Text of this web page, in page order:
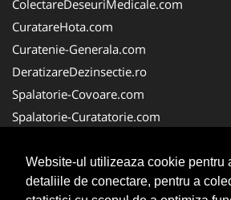
Website-ul utilizeaza cookie pentru
detaliile de conectare, pentru a
ColectareDeseuriMedicale.com
CuratareHota.com
Curatenie-Generala.com
DeratizareDezinsectie.ro
Spalatorie-Covoare.com
Spalatorie-Curatatorie.com
FirmaDeratizare.ro
Service-Reparatii.com